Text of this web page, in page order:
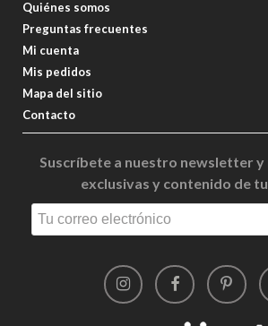
Quiénes somos
Preguntas frecuentes
Mi cuenta
Mis pedidos
Mapa del sitio
Contacto
Suscríbete a nuestro newsletter
exclusivas y contenido de